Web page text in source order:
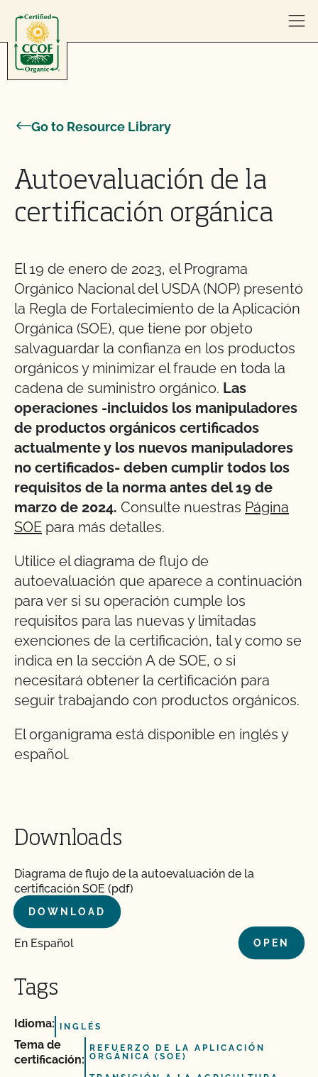
Go to Resource Library
Autoevaluación de la
certificación orgánica
El 19 de enero de 2023, el Programa
Orgánico Nacional del USDA (NOP) presentó
la Regla de Fortalecimiento de la Aplicación
Orgánica (SOE), que tiene por objeto
salvaguardar la confianza en los productos
orgánicos y minimizar el fraude en toda la
cadena de suministro orgánico. Las
operaciones -incluidos los manipuladores
de productos orgánicos certificados
actualmente y los nuevos manipuladores
no certificados- deben cumplir todos los
requisitos de la norma antes del 19 de
marzo de 2024. Consulte nuestras Página
SOE para más detalles.
Utilice el diagrama de flujo de
autoevaluación que aparece a continuación
para ver si su operación cumple los
requisitos para las nuevas y limitadas
exenciones de la certificación, tal y como se
indica en la sección A de SOE, o si
necesitará obtener la certificación para
seguir trabajando con productos orgánicos.
El organigrama está disponible en inglés y
español.
Downloads
Diagrama de flujo de la autoevaluación de la
certificación SOE (pdf)
DOWNLOAD
En Español OPEN
Tags
Idioma: INGLÉS
Tema de
certificación:
REFUERZO DE LA APLICACIÓN
ORGÁNICA (SOE)